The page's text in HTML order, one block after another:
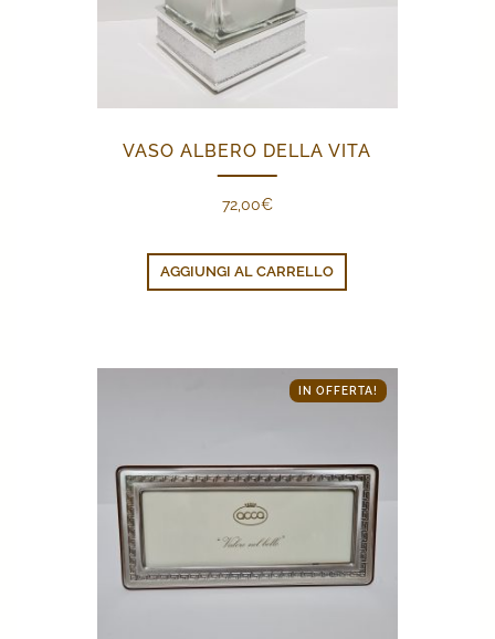
VASO ALBERO DELLA VITA
72,00€
AGGIUNGI AL CARRELLO
IN OFFERTA!